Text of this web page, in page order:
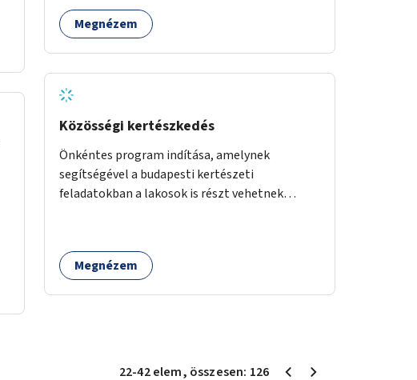
Megnézem
Közösségi kertészkedés
Önkéntes program indítása, amelynek
segítségével a budapesti kertészeti
feladatokban a lakosok is részt vehetnek
Megnézem
22-42elem, összesen: 126